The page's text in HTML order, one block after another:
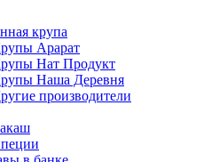
крупа
Арарат
Нат Продукт
Наша Деревня
производители